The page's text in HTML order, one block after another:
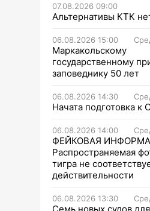
07.08.2026 09:00
Альтернативы КТК
06.08.2026 15:00
Маркакольскому
государственному
заповеднику 50 лет
06.08.2026 14:30
Начата подготовка к
06.08.2026 14:00
ФЕЙКОВАЯ
Распространяемая
тигра не
действительности
06.08.2026 13:30
Семь новых судов